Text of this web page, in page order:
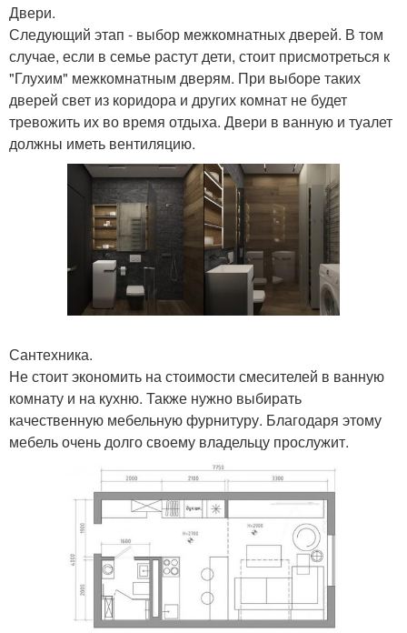
Двери.
Следующий этап - выбор межкомнатных дверей. В том
случае, если в семье растут дети, стоит присмотреться к
"Глухим" межкомнатным дверям. При выборе таких
дверей свет из коридора и других комнат не будет
тревожить их во время отдыха. Двери в ванную и туалет
должны иметь вентиляцию.
Сантехника.
Не стоит экономить на стоимости смесителей в ванную
комнату и на кухню. Также нужно выбирать
качественную мебельную фурнитуру. Благодаря этому
мебель очень долго своему владельцу прослужит.